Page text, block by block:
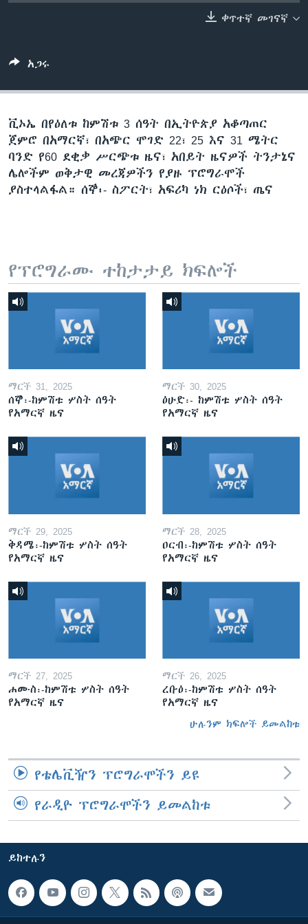
ቀጥተኛ መገናኛ
አጋሩ
ቪኦኤ በየዕለቱ ከምሽቱ 3 ሰዓት በኢትዮጵያ አቆጣጠር
ጀምሮ በአማርኛ፣ በአጭር ሞገድ 22፣ 25 እና 31 ሜትር
ባንድ የ60 ደቂቃ ሥርጭቱ ዜና፣ አበይት ዜናዎች ትንታኔና
ሌሎችም ወቅታዊ መረጃዎችን የያዙ ፕሮግራሞች
ያስተላልፋል። ሰኞ፡- ስፖርት፣ አፍሪካ ነክ ርዕሶች፣ ጤና
የፕሮግራሙ ተከታታይ ክፍሎች
ማርች 31, 2025
ሰኞ፡-ከምሽቱ ሦስት ሰዓት
የአማርኛ ዜና
ማርች 30, 2025
ዕሁድ፡- ከምሽቱ ሦስት ሰዓት
የአማርኛ ዜና
ማርች 29, 2025
ቅዳሜ፡-ከምሽቱ ሦስት ሰዓት
የአማርኛ ዜና
ማርች 28, 2025
ዐርብ፡-ከምሽቱ ሦስት ሰዓት
የአማርኛ ዜና
ማርች 27, 2025
ሐሙስ፡-ከምሽቱ ሦስት ሰዓት
የአማርኛ ዜና
ማርች 26, 2025
ረቡዕ፡-ከምሽቱ ሦስት ሰዓት
የአማርኛ ዜና
ሁሉንም ክፍሎች ይመልከቱ
የቴሌቪዥን ፕሮግራሞችን ይዩ
የራዲዮ ፕሮግራሞችን ይመልከቱ
ይከተሉን